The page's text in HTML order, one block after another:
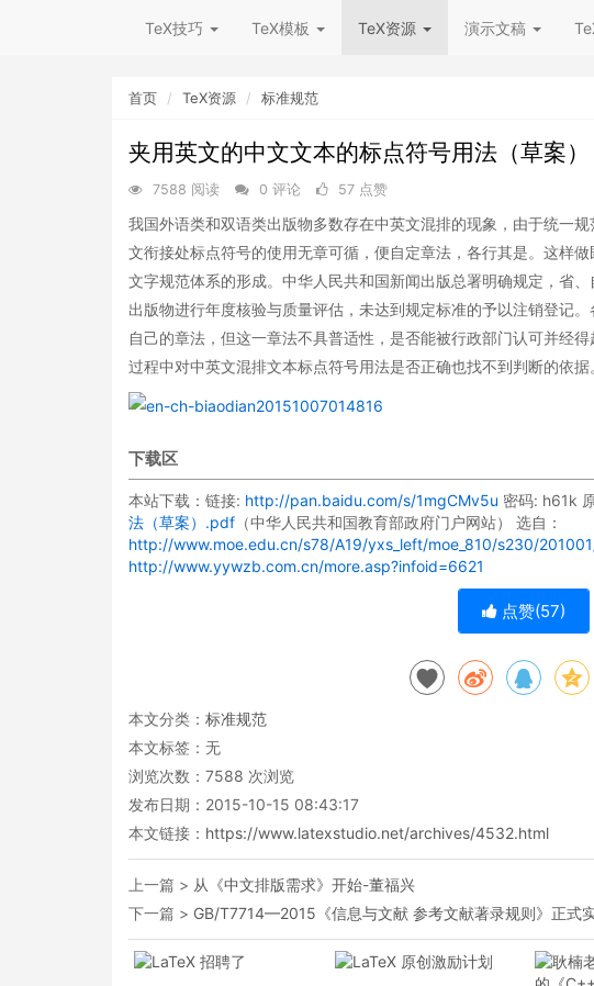
TeX技巧 TeX模板 TeX资源 演示文稿
首页 TeX资源 标准规范
夹用英文的中文文本的标点符号用法（草案）
7588 阅读 0 评论 57 点赞
我国外语类和双语类出版物多数存在中英文混排的现象，由于统一
文衔接处标点符号的使用无章可循，便自定章法，各行其是。这样
文字规范体系的形成。中华人民共和国新闻出版总署明确规定，省
出版物进行年度核验与质量评估，未达到规定标准的予以注销登记
自己的章法，但这一章法不具普适性，是否能被行政部门认可并经
过程中对中英文混排文本标点符号用法是否正确也找不到判断的依据
下载区
本站下载：链接: http://pan.baidu.com/s/1mgCMv5u 密码: h61k
法（草案）.pdf （中华人民共和国教育部政府门户网站） 选自：
http://www.moe.edu.cn/s78/A19/yxs_left/moe_810/s230/
http://www.yywzb.com.cn/more.asp?infoid=6621
点赞(57)
本文分类： 标准规范
本文标签：无
浏览次数： 7588 次浏览
发布日期：2015-10-15 08:43:17
本文链接： https://www.latexstudio.net/archives/4532.html
上一篇 > 从《中文排版需求》开始-董福兴
下一篇 > GB/T7714—2015《信息与文献 参考文献著录规则》正式